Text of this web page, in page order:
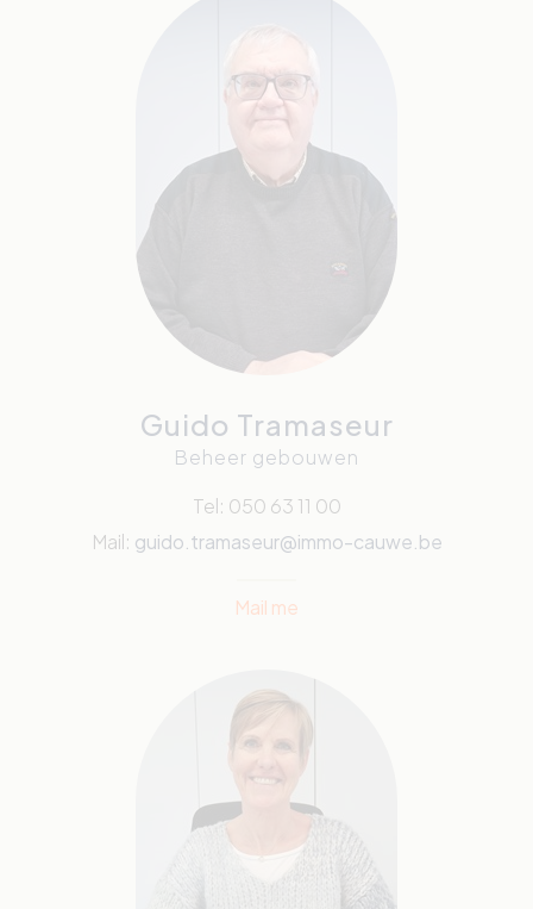
Guido Tramaseur
Beheer gebouwen
Tel: 050 63 11 00
Mail: guido.tramaseur@immo-cauwe.be
Mail me